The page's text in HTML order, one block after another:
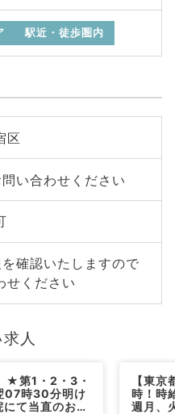
駅近・徒歩圏内
区
い合わせください
確認いたしますので
せください
人
★第1・2・3・
07時30分明け
て当直のお仕
【東
時！時
週月、